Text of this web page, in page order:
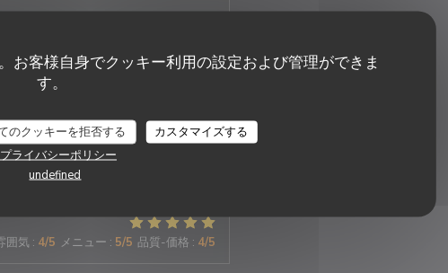
お客様自身でクッキー利用の設定および管理ができま
す。
のクッキーを拒否する
カスタマイズする
プライバシーポリシー
undefined
/5 メニュー
囲気 : 4/5 メニュー : 5/5 品質-価格 : 4/5